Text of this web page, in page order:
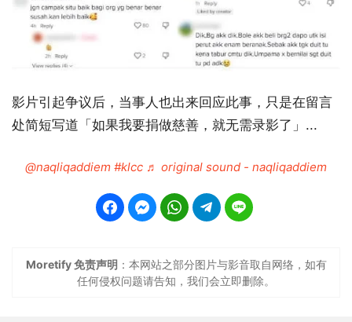
影片引起争议后，当事人也出来回应此事，只是在留言
处简短写道「如果我要捐做慈善，就无需录影了」...
@naqliqaddiem #klcc ♬ original sound - naqliqaddiem
Moretify 免责声明 ：本网站之部分图片与影音取自网络，如有
任何侵权问题请告知，我们会立即删除。